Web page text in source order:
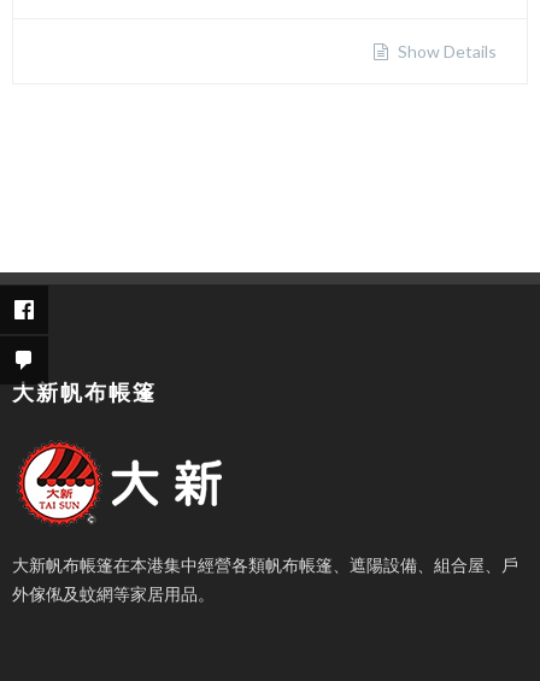
Show Details
大新帆布帳篷
大新帆布帳篷在本港集中經營各類帆布帳篷、遮陽設備、組合屋、戶
外傢俬及蚊網等家居用品。